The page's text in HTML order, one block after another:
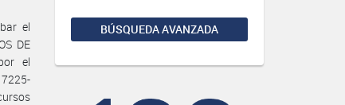
BÚSQUEDA AVANZADA
el
DE
el